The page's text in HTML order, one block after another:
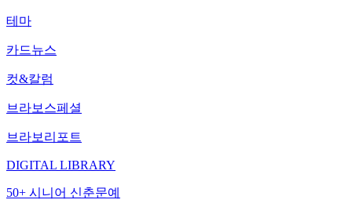
테마
카드뉴스
컷&칼럼
브라보스페셜
브라보리포트
DIGITAL LIBRARY
50+ 시니어 신춘문예